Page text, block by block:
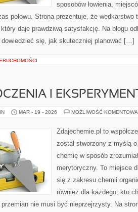
sposobów łowienia,
połowu. Strona prezentuje, że wędkarstwo
daje prawdziwą satysfakcję. Na blogu
się, jak skuteczniej planować […]
I
MAR - 19 - 2026 MOŻLIWOŚĆ
Zdajechemie.pl to
został stworzony z myślą
chemię w sposób
merytoryczny. To miejsce
się z zakresu chemii
również dla każdego, kto
nie musi być nieprzejrzysty. Na